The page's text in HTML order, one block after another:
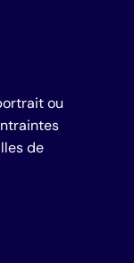
ou
de